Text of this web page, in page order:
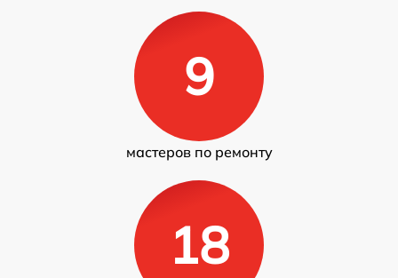
9
мастеров по ремонту
18